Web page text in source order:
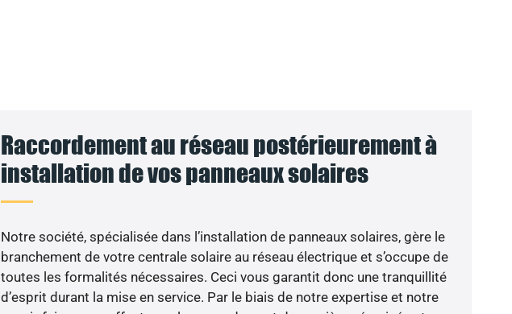
Raccordement au réseau postérieurement à
installation de vos panneaux solaires
Notre société, spécialisée dans l’installation de panneaux solaires, gère le
branchement de votre centrale solaire au réseau électrique et s’occupe de
toutes les formalités nécessaires. Ceci vous garantit donc une tranquillité
d’esprit durant la mise en service. Par le biais de notre expertise et notre